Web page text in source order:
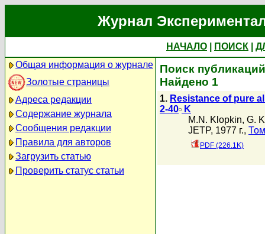
Журнал
НАЧАЛО ПОИСК
Общая информация о журнале
Золотые страницы
Адреса редакции
Содержание журнала
Сообщения редакции
Правила для авторов
Загрузить статью
Проверить статус статьи
Поиск
Найдено 1
1. Resistance of pure
2-40
K
M.N. Klopkin, G.
JETP, 1977 г.,
PDF (226.1K)